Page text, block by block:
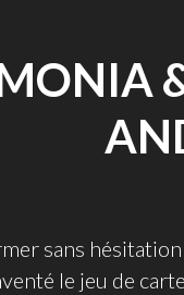
sans
le jeu de